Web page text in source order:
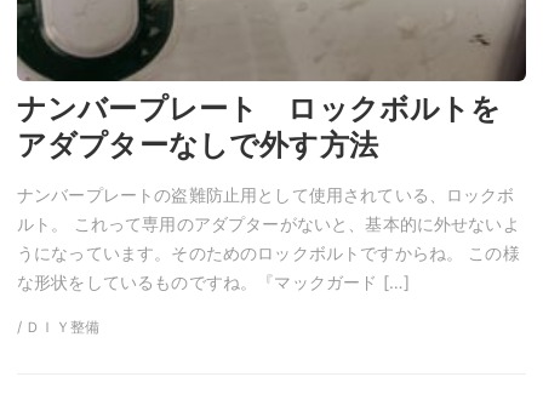
ナンバープレート ロックボルトを
アダプターなしで外す方法
ナンバープレートの盗難防止用として使用されている、ロックボ
ルト。 これって専用のアダプターがないと、基本的に外せないよ
うになっています。そのためのロックボルトですからね。 この様
な形状をしているものですね。『マックガード […]
/ ＤＩＹ整備